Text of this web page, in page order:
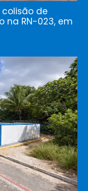
de
RN-023, em